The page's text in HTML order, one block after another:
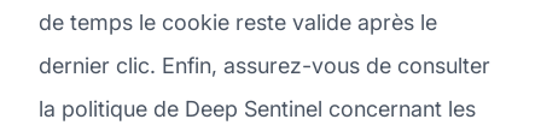
de temps le cookie reste valide après le
dernier clic. Enfin, assurez-vous de consulter
la politique de Deep Sentinel concernant les